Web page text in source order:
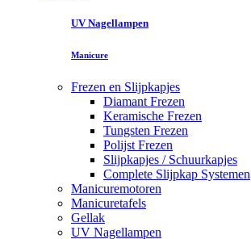
UV Nagellampen
Manicure
Frezen en Slijpkapjes
Diamant Frezen
Keramische Frezen
Tungsten Frezen
Polijst Frezen
Slijpkapjes / Schuurkapjes
Complete Slijpkap Systemen
Manicuremotoren
Manicuretafels
Gellak
UV Nagellampen